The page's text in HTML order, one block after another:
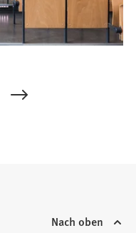
Nach oben